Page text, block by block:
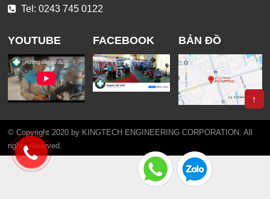
Tel: 0243 745 0122
YOUTUBE FACEBOOK BẢN ĐỒ
© Copyright 2020 by KINGTECH ENGINEERING CORPORATION. All
rights reserved.
↑